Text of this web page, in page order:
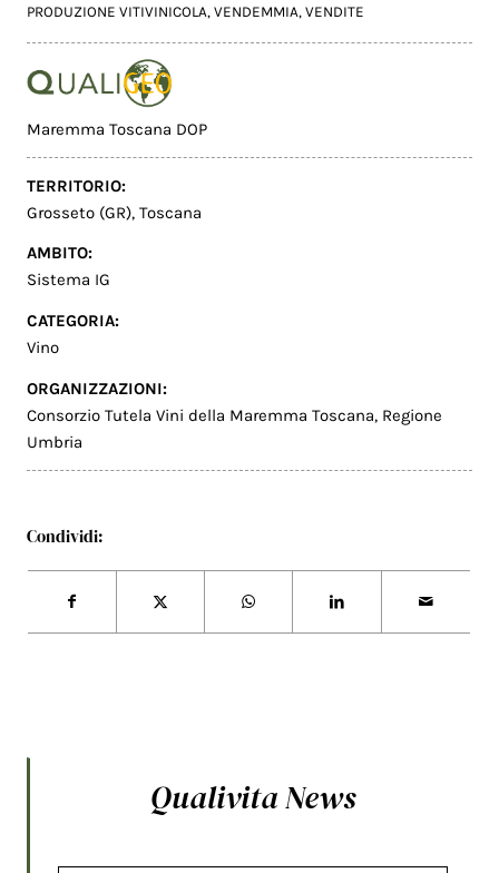
PRODUZIONE VITIVINICOLA,VENDEMMIA,VENDITE
Maremma Toscana DOP
TERRITORIO:
Grosseto (GR),Toscana
AMBITO:
Sistema IG
CATEGORIA:
Vino
ORGANIZZAZIONI:
Consorzio Tutela Vini della Maremma Toscana, Regione
Umbria
Condividi:
Qualivita News